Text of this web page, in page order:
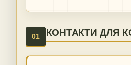
01 КОНТАКТИ ДЛЯ